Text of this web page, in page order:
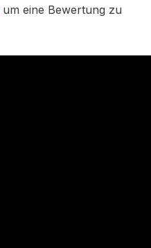
um eine Bewertung zu